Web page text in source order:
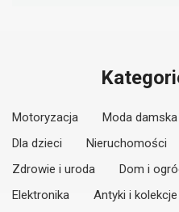
Motoryzacja Moda damska
Dla dzieci
Nieruchomości
Zdrowie i uroda
Dom i
Elektronika
Antyki i kolekcje